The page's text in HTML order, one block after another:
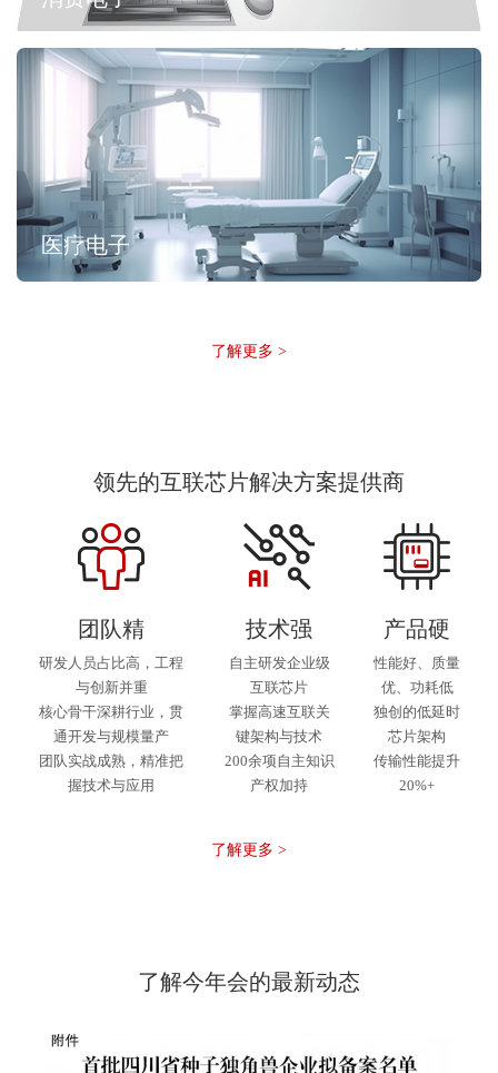
医疗电子
了解更多 >
领先的互联芯片解决方案提供商
团队精
研发人员占比高，工程
与创新并重
核心骨干深耕行业，贯
通开发与规模量产
团队实战成熟，精准把
握技术与应用
技术强
自主研发企业级
互联芯片
掌握高速互联关
键架构与技术
200余项自主知识
产权加持
产品硬
性能好、质量
优、功耗低
独创的低延时
芯片架构
传输性能提升
20%+
了解更多 >
了解今年会的最新动态